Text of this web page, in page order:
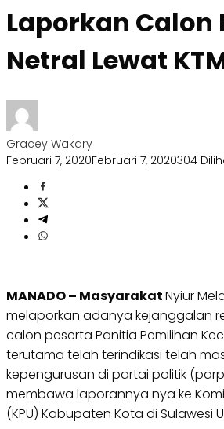
Laporkan Calon
Netral Lewat
Gracey Wakary
Februari 7, 2020Februari 7, 2020304
MANADO – MasyarakatNyiur
melaporkan adanya kejanggalan
calon peserta Panitia Pemilihan
terutama telah terindikasi telah
kepengurusan di partai politik
membawa laporannya nya ke
(KPU) Kabupaten Kota di Sulawesi